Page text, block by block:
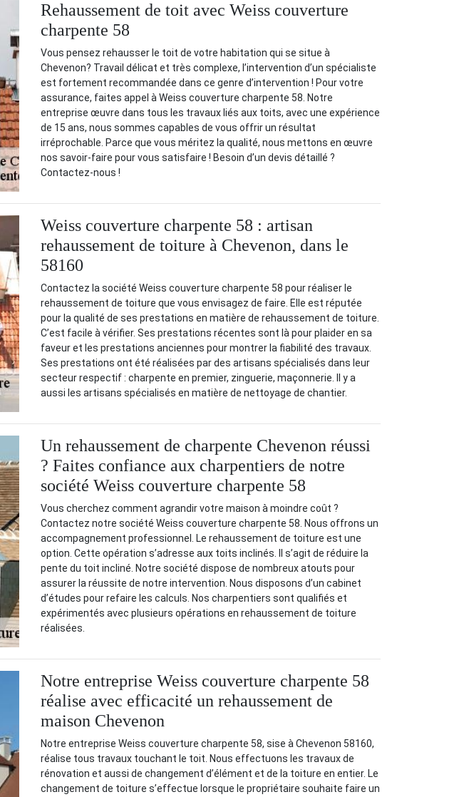
Rehaussement de toit avec Weiss couverture
charpente 58
Vous pensez rehausser le toit de votre habitation qui se situe à
Chevenon? Travail délicat et très complexe, l’intervention d’un spécialiste
est fortement recommandée dans ce genre d’intervention ! Pour votre
assurance, faites appel à Weiss couverture charpente 58. Notre
entreprise œuvre dans tous les travaux liés aux toits, avec une expérience
de 15 ans, nous sommes capables de vous offrir un résultat
irréprochable. Parce que vous méritez la qualité, nous mettons en œuvre
nos savoir-faire pour vous satisfaire ! Besoin d’un devis détaillé ?
Contactez-nous !
Weiss couverture charpente 58 : artisan
rehaussement de toiture à Chevenon, dans le
58160
Contactez la société Weiss couverture charpente 58 pour réaliser le
rehaussement de toiture que vous envisagez de faire. Elle est réputée
pour la qualité de ses prestations en matière de rehaussement de toiture.
C’est facile à vérifier. Ses prestations récentes sont là pour plaider en sa
faveur et les prestations anciennes pour montrer la fiabilité des travaux.
Ses prestations ont été réalisées par des artisans spécialisés dans leur
secteur respectif : charpente en premier, zinguerie, maçonnerie. Il y a
aussi les artisans spécialisés en matière de nettoyage de chantier.
Un rehaussement de charpente Chevenon réussi
? Faites confiance aux charpentiers de notre
société Weiss couverture charpente 58
Vous cherchez comment agrandir votre maison à moindre coût ?
Contactez notre société Weiss couverture charpente 58. Nous offrons un
accompagnement professionnel. Le rehaussement de toiture est une
option. Cette opération s’adresse aux toits inclinés. Il s’agit de réduire la
pente du toit incliné. Notre société dispose de nombreux atouts pour
assurer la réussite de notre intervention. Nous disposons d’un cabinet
d’études pour refaire les calculs. Nos charpentiers sont qualifiés et
expérimentés avec plusieurs opérations en rehaussement de toiture
réalisées.
Notre entreprise Weiss couverture charpente 58
réalise avec efficacité un rehaussement de
maison Chevenon
Notre entreprise Weiss couverture charpente 58, sise à Chevenon 58160,
réalise tous travaux touchant le toit. Nous effectuons les travaux de
rénovation et aussi de changement d’élément et de la toiture en entier. Le
changement de toiture s’effectue lorsque le propriétaire souhaite faire un